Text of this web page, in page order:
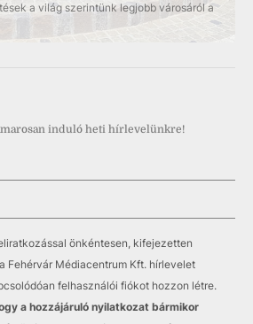
a világ szerintünk legjobb városáról a
induló heti hírlevelünkre!
önkéntesen, kifejezetten
Fehérvár Médiacentrum Kft. hírlevelet
felhasználói fiókot hozzon létre.
a hozzájáruló nyilatkozat bármikor